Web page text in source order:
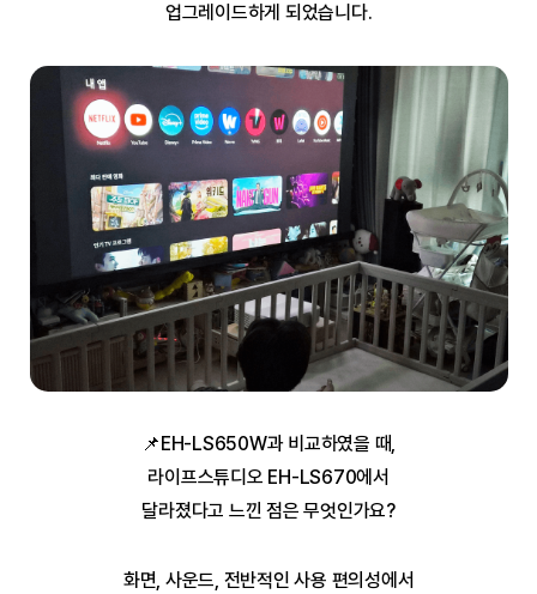
업그레이드하게 되었습니다.
📌EH-LS650W과 비교하였을 때,
라이프스튜디오 EH-LS670에서
달라졌다고 느낀 점은 무엇인가요?
화면, 사운드, 전반적인 사용 편의성에서